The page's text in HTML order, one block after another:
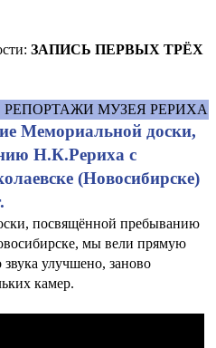
ЗАПИСЬ ПЕРВЫХ ТРЁХ
МУЗЕЯ РЕРИХА
Мемориальной доски,
Н.К.Рериха с
(Новосибирске)
посвящённой пребыванию
мы вели прямую
улучшено, заново
камер.